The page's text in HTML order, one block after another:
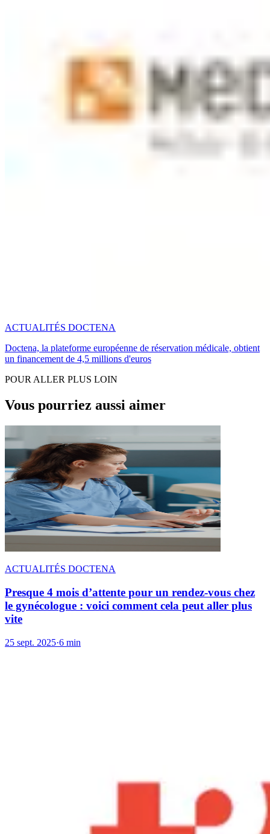
ACTUALITÉS DOCTENA
Doctena, la plateforme européenne de réservation médicale, obtient
un financement de 4,5 millions d'euros
POUR ALLER PLUS LOIN
Vous pourriez aussi aimer
ACTUALITÉS DOCTENA
Presque 4 mois d’attente pour un rendez-vous chez
le gynécologue : voici comment cela peut aller plus
vite
25 sept. 2025·6 min